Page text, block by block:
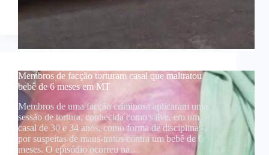
Membros de facção torturam casal que maltratou
bebê de 6 meses em MT
Membros de uma facção criminosa aplicaram uma
sessão de tortura, conhecida como salve, em um
casal de 30 e 34 anos, como forma de disciplina -,
por suspeitas de maus-tratos contra um bebê de 6
meses. O episódio ocorreu na…